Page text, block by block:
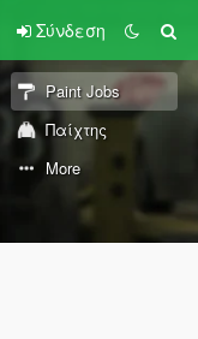
Σύνδεση
Paint Jobs
Παίχτης
More